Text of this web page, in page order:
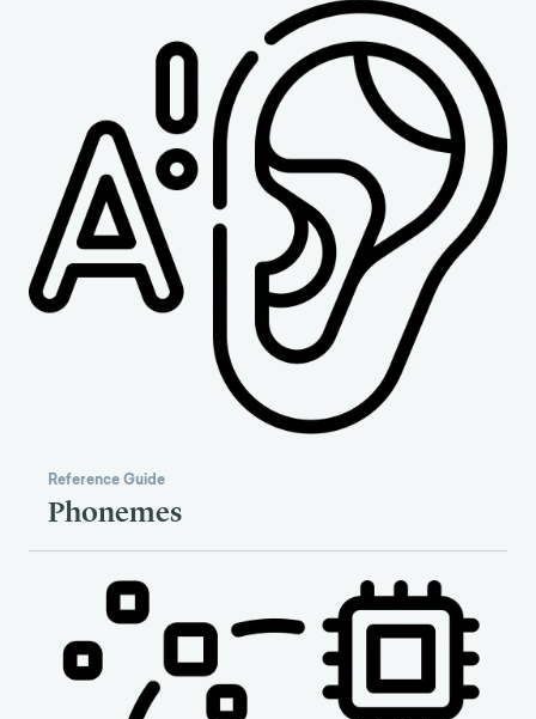
Reference Guide
Phonemes